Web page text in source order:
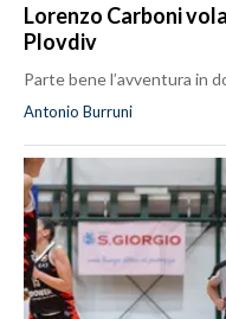
Lorenzo Carboni
Plovdiv
Parte bene l’avventura in
Antonio Burruni